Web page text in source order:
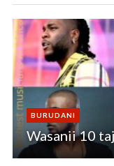
BURUDANI
Wasanii 10